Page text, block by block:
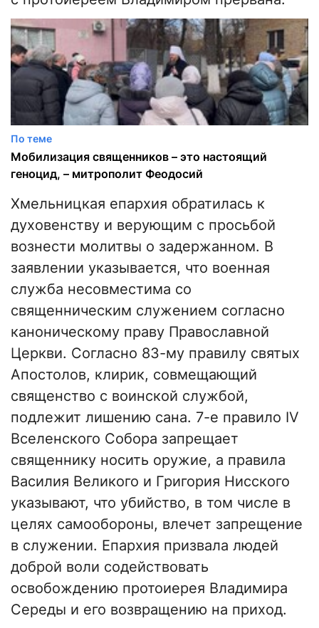
По теме
Мобилизация священников – это настоящий
геноцид, – митрополит Феодосий
Хмельницкая епархия обратилась к
духовенству и верующим с просьбой
вознести молитвы о задержанном. В
заявлении указывается, что военная
служба несовместима со
священническим служением согласно
каноническому праву Православной
Церкви. Согласно 83-му правилу святых
Апостолов, клирик, совмещающий
священство с воинской службой,
подлежит лишению сана. 7-е правило IV
Вселенского Собора запрещает
священнику носить оружие, а правила
Василия Великого и Григория Нисского
указывают, что убийство, в том числе в
целях самообороны, влечет запрещение
в служении. Епархия призвала людей
доброй воли содействовать
освобождению протоиерея Владимира
Середы и его возвращению на приход.